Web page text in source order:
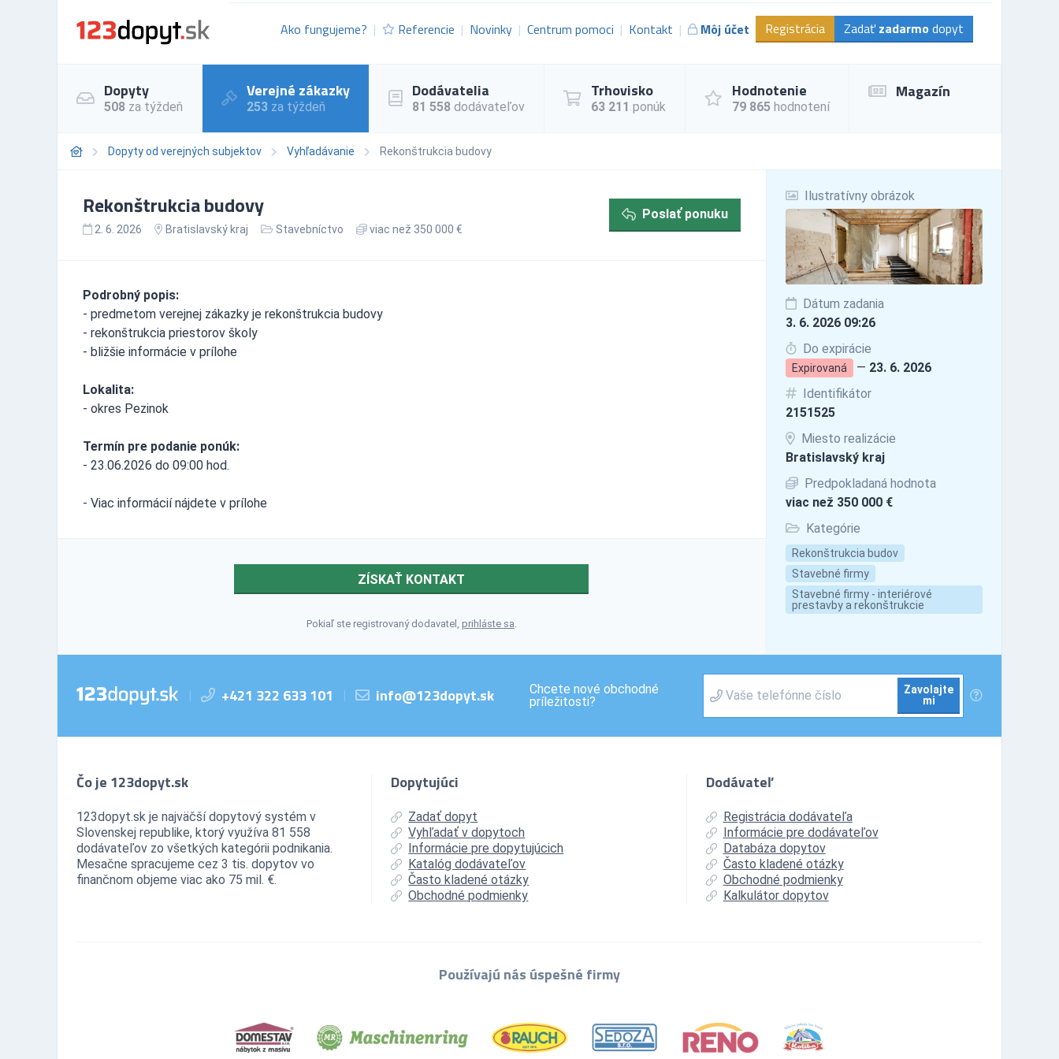
Ako fungujeme? Referencie Novinky Centrum pomoci Kontakt Môj účet Registrácia Zadať zadarmo dopyt
Dopyty
508 za týždeň
Verejné zákazky
253 za týždeň
Dodávatelia
81 558 dodávateľov
Trhovisko
63 211 ponúk
Hodnotenie
79 865 hodnotení
Magazín
Dopyty od verejných subjektov Vyhľadávanie Rekonštrukcia budovy
Ilustratívny obrázok
Dátum zadania
3. 6. 2026 09:26
Do expirácie
Expirovaná — 23. 6. 2026
Identifikátor
2151525
Miesto realizácie
Bratislavský kraj
Predpokladaná hodnota
viac než 350 000 €
Kategórie
Rekonštrukcia budov
Stavebné firmy
Stavebné firmy - interiérové
prestavby a rekonštrukcie
Rekonštrukcia budovy
2. 6. 2026 Bratislavský kraj Stavebníctvo viac než 350 000 €
Poslať ponuku
Podrobný popis:
- predmetom verejnej zákazky je rekonštrukcia budovy
- rekonštrukcia priestorov školy
- bližšie informácie v prílohe
Lokalita:
- okres Pezinok
Termín pre podanie ponúk:
- 23.06.2026 do 09:00 hod.
- Viac informácií nájdete v prílohe
ZÍSKAŤ KONTAKT
Pokiaľ ste registrovaný dodavatel, prihláste sa
| +421 322 633 101 | info@123dopyt.sk
Chcete nové obchodné
príležitosti?
Zavolajte
mi
Čo je 123dopyt.sk
123dopyt.sk je najväčší dopytový systém v
Slovenskej republike, ktorý využíva 81 558
dodávateľov zo všetkých kategórii podnikania.
Mesačne spracujeme cez 3 tis. dopytov vo
finančnom objeme viac ako 75 mil. €.
Dopytujúci
Zadať dopyt
Vyhľadať v dopytoch
Informácie pre dopytujúcich
Katalóg dodávateľov
Často kladené otázky
Obchodné podmienky
Dodávateľ
Registrácia dodávateľa
Informácie pre dodávateľov
Databáza dopytov
Často kladené otázky
Obchodné podmienky
Kalkulátor dopytov
Používajú nás úspešné firmy